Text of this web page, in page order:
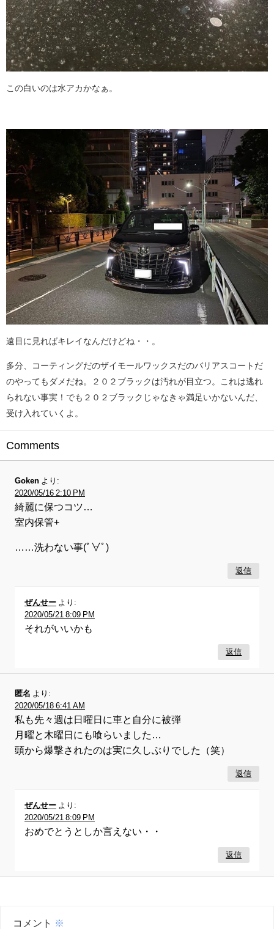
この白いのは水アカかなぁ。
遠目に見ればキレイなんだけどね・・。
多分、コーティングだのザイモールワックスだのバリアスコートだ
のやってもダメだね。２０２ブラックは汚れが目立つ。これは逃れ
られない事実！でも２０２ブラックじゃなきゃ満足いかないんだ、
受け入れていくよ。
Comments
Goken より:
2020/05/16 2:10 PM
綺麗に保つコツ…
室内保管+
……洗わない事(ﾟ∀ﾟ)
返信
ぜんせー より:
2020/05/21 8:09 PM
それがいいかも
返信
匿名 より:
2020/05/18 6:41 AM
私も先々週は日曜日に車と自分に被弾
月曜と木曜日にも喰らいました…
頭から爆撃されたのは実に久しぶりでした（笑）
返信
ぜんせー より:
2020/05/21 8:09 PM
おめでとうとしか言えない・・
返信
コメント ※